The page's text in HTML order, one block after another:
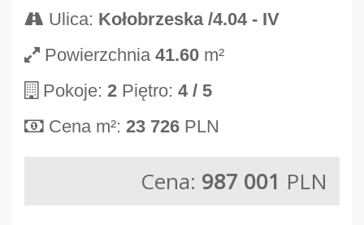
Ulica: Kołobrzeska /4.04 - IV
Powierzchnia 41.60 m²
Pokoje: 2 Piętro: 4 / 5
Cena m²: 23 726 PLN
Cena: 987 001 PLN